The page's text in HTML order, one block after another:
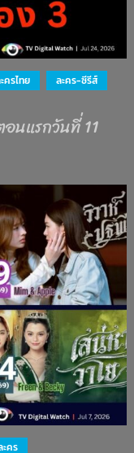
ครไทย
ละคร-ซีรีส์
อนแรกวันที่ 11
ะคร